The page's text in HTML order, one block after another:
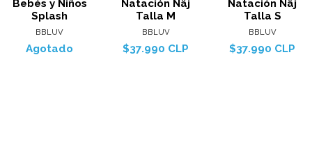
Bebés y Niños
Splash
BBLUV
Agotado
Natación Näj
Talla M
BBLUV
$37.990 CLP
Natación Näj
Talla S
BBLUV
$37.990 CLP